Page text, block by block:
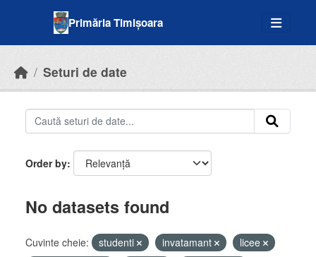
Primăria Timișoara
Seturi de date
Order by
No datasets found
Cuvinte cheie: studenti invatamant
licee